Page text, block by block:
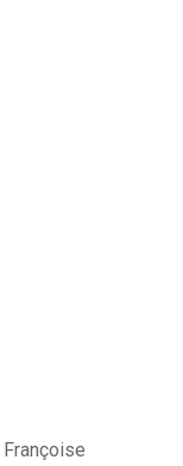
Françoise